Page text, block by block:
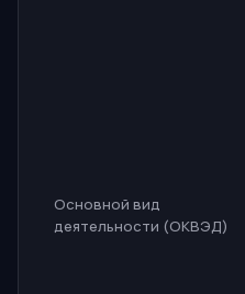
Основной вид
деятельности (ОКВЭД)